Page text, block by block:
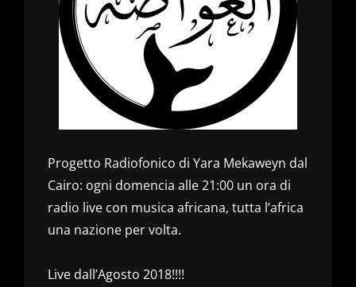
Progetto Radiofonico di Yara Mekaweyn dal
Cairo: ogni domencia alle 21:00 un ora di
radio live con musica africana, tutta l’africa
una nazione per volta.
Live dall’Agosto 2018!!!!